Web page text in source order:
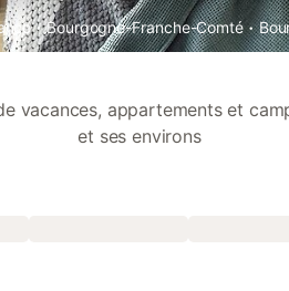
· Bourgogne-Franche-Comté ·
vacances, appartements et
et ses environs